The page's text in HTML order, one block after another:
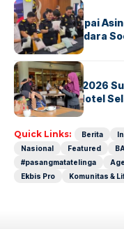
BANDARA BERITA
Kopilot Maskapai
Ekstasi di Bandara
BERITAINDEX
GM For A Day 2026
Operasional Hotel
Quick Links: Berita
Nasional
Featured
#pasangmatatelinga
Ekbis Pro
Komunitas &